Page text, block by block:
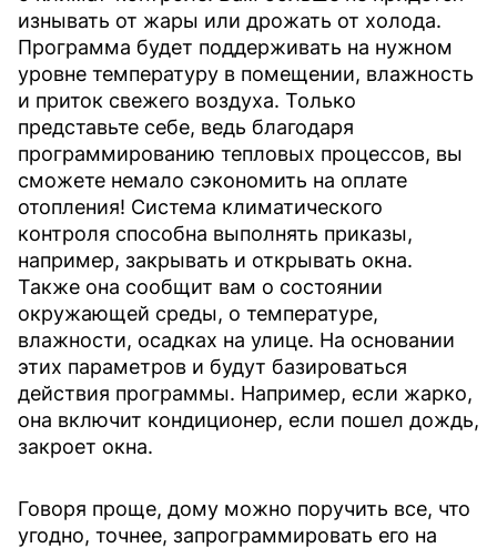
изнывать от жары или дрожать от холода.
Программа будет поддерживать на нужном
уровне температуру в помещении, влажность
и приток свежего воздуха. Только
представьте себе, ведь благодаря
программированию тепловых процессов, вы
сможете немало сэкономить на оплате
отопления! Система климатического
контроля способна выполнять приказы,
например, закрывать и открывать окна.
Также она сообщит вам о состоянии
окружающей среды, о температуре,
влажности, осадках на улице. На основании
этих параметров и будут базироваться
действия программы. Например, если жарко,
она включит кондиционер, если пошел дождь,
закроет окна.
Говоря проще, дому можно поручить все, что
угодно, точнее, запрограммировать его на